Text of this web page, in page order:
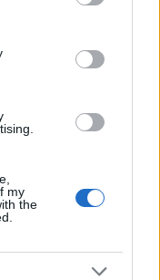
third-party tags to
in below Google
my
the
+ 10km
+ 10km